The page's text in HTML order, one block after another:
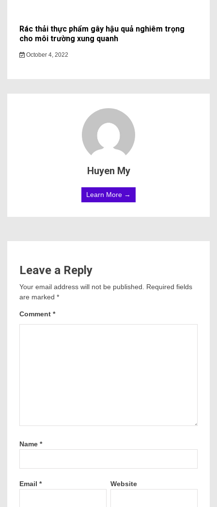
Rác thải thực phẩm gây hậu quả nghiêm trọng
cho môi trường xung quanh
October 4, 2022
Huyen My
Learn More →
Leave a Reply
Your email address will not be published. Required fields
are marked *
Comment *
Name *
Email * Website